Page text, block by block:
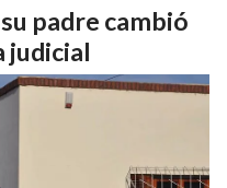
padre cambió
judicial